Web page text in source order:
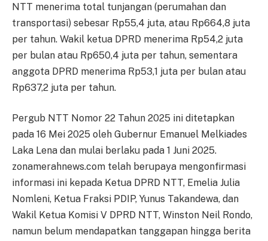
NTT menerima total tunjangan (perumahan dan
transportasi) sebesar Rp55,4 juta, atau Rp664,8 juta
per tahun. Wakil ketua DPRD menerima Rp54,2 juta
per bulan atau Rp650,4 juta per tahun, sementara
anggota DPRD menerima Rp53,1 juta per bulan atau
Rp637,2 juta per tahun.
Pergub NTT Nomor 22 Tahun 2025 ini ditetapkan
pada 16 Mei 2025 oleh Gubernur Emanuel Melkiades
Laka Lena dan mulai berlaku pada 1 Juni 2025.
zonamerahnews.com telah berupaya mengonfirmasi
informasi ini kepada Ketua DPRD NTT, Emelia Julia
Nomleni, Ketua Fraksi PDIP, Yunus Takandewa, dan
Wakil Ketua Komisi V DPRD NTT, Winston Neil Rondo,
namun belum mendapatkan tanggapan hingga berita